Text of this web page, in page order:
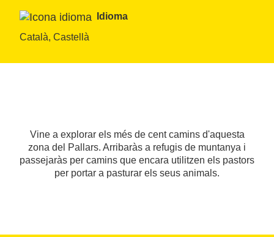
Idioma
Català, Castellà
Vine a explorar els més de cent camins d'aquesta
zona del Pallars. Arribaràs a refugis de muntanya i
passejaràs per camins que encara utilitzen els pastors
per portar a pasturar els seus animals.